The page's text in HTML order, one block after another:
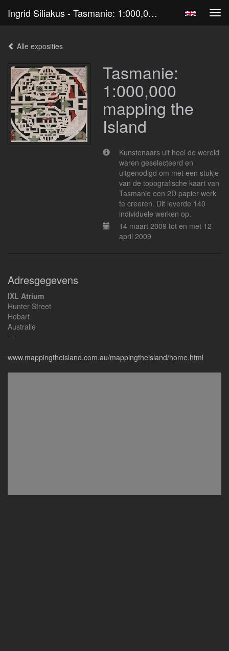
Ingrid Siliakus - Tasmanie: 1:000,000 Mapping The Island
Alle exposities
Tasmanie:
1:000,000
mapping the
Island
Kunstenaars uit heel de wereld
waren geselecteerd en
uitgenodigd om met een stukje
van de topografische kaart van
Tasmanie een 2D papier werk
te creeren. Dit leverde 140
individuele werken op.
14 maart 2009 tot en met 12
april 2009
Adresgegevens
IXL Atrium
Hunter Street
Hobart
Australie
---
www.mappingtheisland.com.au/mappingtheisland/home.html